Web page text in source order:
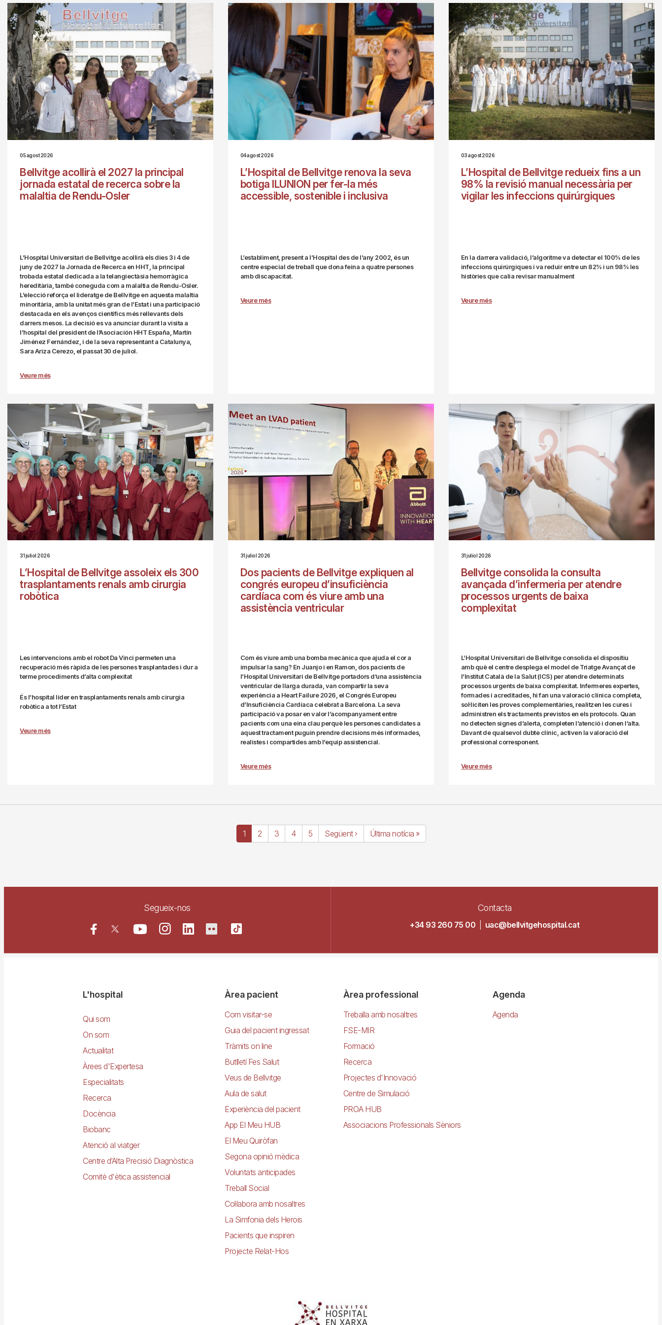
05 agost 2026
Bellvitge acollirà el 2027 la principal
jornada estatal de recerca sobre la
malaltia de Rendu-Osler
L’Hospital Universitari de Bellvitge acollirà els dies 3 i 4 de
juny de 2027 la Jornada de Recerca en HHT, la principal
trobada estatal dedicada a la telangiectàsia hemorràgica
hereditària, també coneguda com a malaltia de Rendu-Osler.
L’elecció reforça el lideratge de Bellvitge en aquesta malaltia
minoritària, amb la unitat més gran de l’Estat i una participació
destacada en els avenços científics més rellevants dels
darrers mesos. La decisió es va anunciar durant la visita a
l’hospital del president de l’Asociación HHT España , Martín
Jiménez Fernández, i de la seva representant a Catalunya,
Sara Ariza Cerezo, el passat 30 de juliol.
Veure més
04 agost 2026
L’Hospital de Bellvitge renova la seva
botiga ILUNION per fer-la més
accessible, sostenible i inclusiva
L’establiment, present a l’Hospital des de l’any 2002, és un
centre especial de treball que dona feina a quatre persones
amb discapacitat.
Veure més
03 agost 2026
L’Hospital de Bellvitge redueix fins a un
98% la revisió manual necessària per
vigilar les infeccions quirúrgiques
En la darrera validació, l’algoritme va detectar el 100% de les
infeccions quirúrgiques i va reduir entre un 82% i un 98% les
històries que calia revisar manualment
Veure més
31 juliol 2026
L’Hospital de Bellvitge assoleix els 300
trasplantaments renals amb cirurgia
robòtica
Les intervencions amb el robot Da Vinci permeten una
recuperació més ràpida de les persones trasplantades i dur a
terme procediments d’alta complexitat
És l’hospital líder en trasplantaments renals amb cirurgia
robòtica a tot l’Estat
Veure més
31 juliol 2026
Dos pacients de Bellvitge expliquen al
congrés europeu d’insuficiència
cardíaca com és viure amb una
assistència ventricular
Com és viure amb una bomba mecànica que ajuda el cor a
impulsar la sang? En Juanjo i en Ramon, dos pacients de
l’Hospital Universitari de Bellvitge portadors d’una assistència
ventricular de llarga durada, van compartir la seva
experiència a Heart Failure 2026, el Congrés Europeu
d’Insuficiència Cardíaca celebrat a Barcelona. La seva
participació va posar en valor l’acompanyament entre
pacients com una eina clau perquè les persones candidates a
aquest tractament puguin prendre decisions més informades,
realistes i compartides amb l’equip assistencial.
Veure més
31 juliol 2026
Bellvitge consolida la consulta
avançada d’infermeria per atendre
processos urgents de baixa
complexitat
L’Hospital Universitari de Bellvitge consolida el dispositiu
amb què el centre desplega el model de Triatge Avançat de
l’Institut Català de la Salut (ICS) per atendre determinats
processos urgents de baixa complexitat. Infermeres expertes,
formades i acreditades, hi fan una valoració clínica completa,
sol·liciten les proves complementàries, realitzen les cures i
administren els tractaments previstos en els protocols. Quan
no detecten signes d’alerta, completen l’atenció i donen l’alta.
Davant de qualsevol dubte clínic, activen la valoració del
professional corresponent.
Veure més
Pàgina
actual
1 Page
2 Page
3 Page
4 Page
5
Pàgina
següent
Següent ›
Última
pàgina
Última notícia »
Segueix-nos Contacta
+34 93 260 75 00 uac@bellvitgehospital.cat
NavegacióL'hospital
Qui som
On som
Actualitat
Àrees d'Expertesa
Especialitats
Recerca
Docència
Biobanc
Atenció al viatger
Centre d’Alta Precisió Diagnòstica
Comitè d'ètica assistencial
Àrea pacient
Com visitar-se
Guia del pacient ingressat
Tràmits on line
Butlletí Fes Salut
Veus de Bellvitge
Aula de salut
Experiència del pacient
App El Meu HUB
El Meu Quiròfan
Segona opinió mèdica
Voluntats anticipades
Treball Social
Col·labora amb nosaltres
La Simfonia dels Herois
Pacients que inspiren
Projecte Relat-Hos
Àrea professional
Treballa amb nosaltres
FSE-MIR
Formació
Recerca
Projectes d'Innovació
Centre de Simulació
PROA HUB
Associacions Professionals Sèniors
Agenda
Agenda